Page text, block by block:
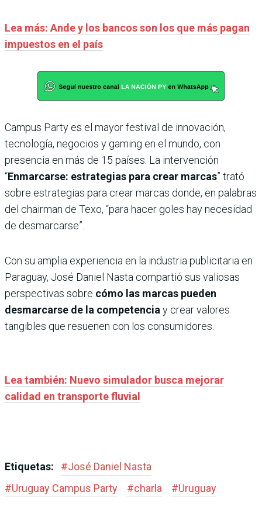
Lea más: Ande y los bancos son los que más pagan
impuestos en el país
Campus Party es el mayor festival de innovación,
tecnología, negocios y gaming en el mundo, con
presencia en más de 15 países. La intervención
“Enmarcarse: estrategias para crear marcas” trató
sobre estrategias para crear marcas donde, en palabras
del chairman de Texo, “para hacer goles hay necesidad
de desmarcarse”.
Con su amplia experiencia en la industria publicitaria en
Paraguay, José Daniel Nasta compartió sus valiosas
perspectivas sobre cómo las marcas pueden
desmarcarse de la competenciay crear valores
tangibles que resuenen con los consumidores.
Lea también: Nuevo simulador busca mejorar
calidad en transporte fluvial
Etiquetas: #José Daniel Nasta
#Uruguay Campus Party #charla #Uruguay